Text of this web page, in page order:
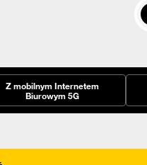
Z mobilnym Internetem
Biurowym 5G